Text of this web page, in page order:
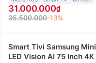
31.000.000
35.500.000-13%
Smart Tivi Samsung Mini
LED Vision AI 75 Inch 4K